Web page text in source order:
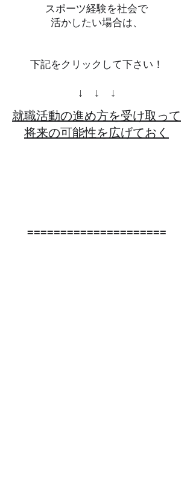
スポーツ経験を社会で
活かしたい場合は、
下記をクリックして下さい！
​↓ ↓ ↓
就職活動の進め方を受け取って
​将来の可能性を広げておく
=====================